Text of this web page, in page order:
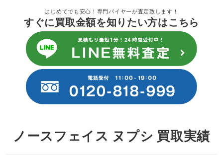
はじめてでも安心！専門バイヤーが査定致します！
すぐに買取金額を知りたい方はこちら
ノースフェイス ヌプシ 買取実績